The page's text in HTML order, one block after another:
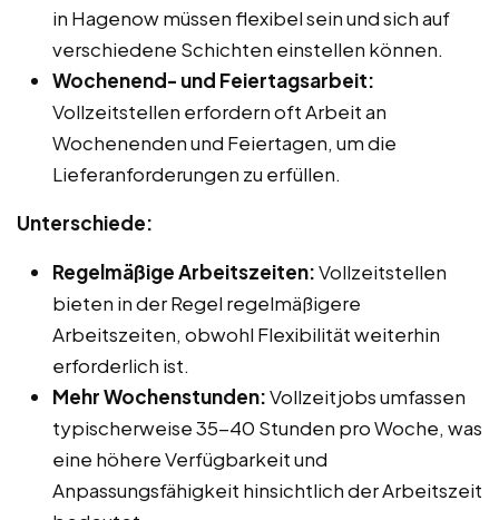
in Hagenow müssen flexibel sein und sich auf
verschiedene Schichten einstellen können.
Wochenend- und Feiertagsarbeit:
Vollzeitstellen erfordern oft Arbeit an
Wochenenden und Feiertagen, um die
Lieferanforderungen zu erfüllen.
Unterschiede:
Regelmäßige Arbeitszeiten:Vollzeitstellen
bieten in der Regel regelmäßigere
Arbeitszeiten, obwohl Flexibilität weiterhin
erforderlich ist.
Mehr Wochenstunden:Vollzeitjobs umfassen
typischerweise 35-40 Stunden pro Woche, was
eine höhere Verfügbarkeit und
Anpassungsfähigkeit hinsichtlich der Arbeitszeit